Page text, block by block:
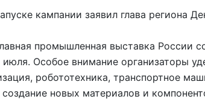
кампании заявил глава региона
промышленная выставка России
Особое внимание организаторы
робототехника, транспортное
создание новых материалов и